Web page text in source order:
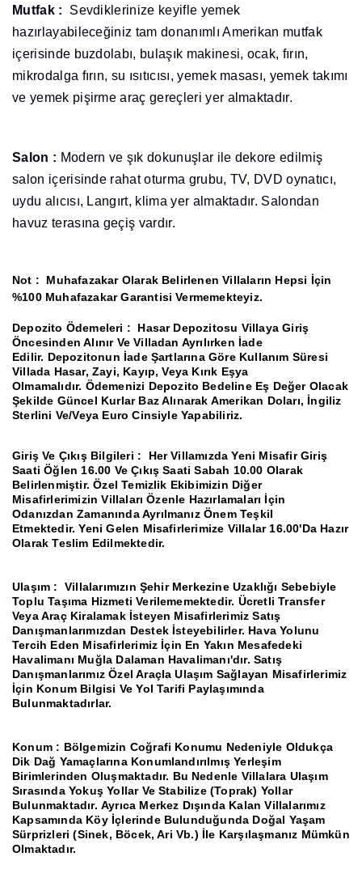
Mutfak : Sevdiklerinize keyifle yemek
hazırlayabileceğiniz tam donanımlı Amerikan mutfak
içerisinde buzdolabı, bulaşık makinesi, ocak, fırın,
mikrodalga fırın, su ısıtıcısı, yemek masası, yemek takımı
ve yemek pişirme araç gereçleri yer almaktadır.
Salon : Modern ve şık dokunuşlar ile dekore edilmiş
salon içerisinde rahat oturma grubu, TV, DVD oynatıcı,
uydu alıcısı, Langırt, klima yer almaktadır. Salondan
havuz terasına geçiş vardır.
Not : Muhafazakar Olarak Belirlenen Villaların Hepsi İçin
%100 Muhafazakar Garantisi Vermemekteyiz.
Depozito Ödemeleri : Hasar Depozitosu Villaya Giriş
Öncesinden Alınır Ve Villadan Ayrılırken İade
Edilir. Depozitonun İade Şartlarına Göre Kullanım Süresi
Villada Hasar, Zayi, Kayıp, Veya Kırık Eşya
Olmamalıdır. Ödemenizi Depozito Bedeline Eş Değer Olacak
Şekilde Güncel Kurlar Baz Alınarak Amerikan Doları, İngiliz
Sterlini Ve/Veya Euro Cinsiyle Yapabiliriz.
Giriş Ve Çıkış Bilgileri : Her Villamızda Yeni Misafir Giriş
Saati Öğlen 16.00 Ve Çıkış Saati Sabah 10.00 Olarak
Belirlenmiştir.Özel Temizlik Ekibimizin Diğer
Misafirlerimizin Villaları Özenle Hazırlamaları İçin
Odanızdan Zamanında Ayrılmanız Önem Teşkil
Etmektedir.Yeni Gelen Misafirlerimize Villalar 16.00'Da Hazır
Olarak Teslim Edilmektedir.
Ulaşım : Villalarımızın Şehir Merkezine Uzaklığı Sebebiyle
Toplu Taşıma Hizmeti Verilememektedir. Ücretli Transfer
Veya Araç Kiralamak İsteyen Misafirlerimiz Satış
Danışmanlarımızdan Destek İsteyebilirler. Hava Yolunu
Tercih Eden Misafirlerimiz İçin En Yakın Mesafedeki
Havalimanı Muğla Dalaman Havalimanı'dır.Satış
Danışmanlarımız Özel Araçla Ulaşım Sağlayan Misafirlerimiz
İçin Konum Bilgisi Ve Yol Tarifi Paylaşımında
Bulunmaktadırlar.
Konum: Bölgemizin Coğrafi Konumu Nedeniyle Oldukça
Dik Dağ Yamaçlarına Konumlandırılmış Yerleşim
Birimlerinden Oluşmaktadır. Bu Nedenle Villalara Ulaşım
Sırasında Yokuş Yollar Ve Stabilize (Toprak) Yollar
Bulunmaktadır. Ayrıca Merkez Dışında Kalan Villalarımız
Kapsamında Köy İçlerinde Bulunduğunda Doğal Yaşam
Sürprizleri (Sinek, Böcek, Ari Vb.) İle Karşılaşmanız Mümkün
Olmaktadır.